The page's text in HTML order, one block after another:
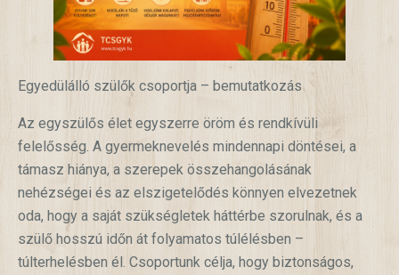
Egyedülálló szülők csoportja – bemutatkozás
Az egyszülős élet egyszerre öröm és rendkívüli
felelősség. A gyermeknevelés mindennapi döntései, a
támasz hiánya, a szerepek összehangolásának
nehézségei és az elszigetelődés könnyen elvezetnek
oda, hogy a saját szükségletek háttérbe szorulnak, és a
szülő hosszú időn át folyamatos túlélésben –
túlterhelésben él. Csoportunk célja, hogy biztonságos,